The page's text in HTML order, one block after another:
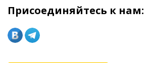
Присоединяйтесь к нам: